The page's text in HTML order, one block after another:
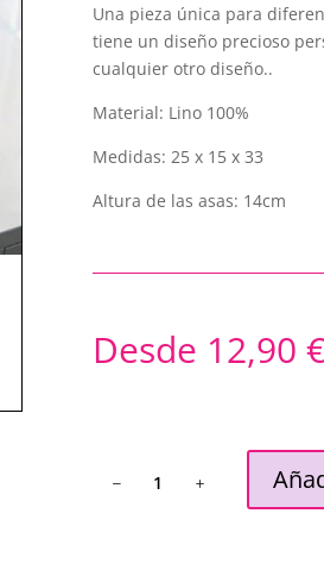
Una pieza única para
tiene un diseño precioso
cualquier otro diseño..
Material: Lino 100%
Medidas: 25 x 15 x 33
Altura de las asas: 14cm
Desde 12,90